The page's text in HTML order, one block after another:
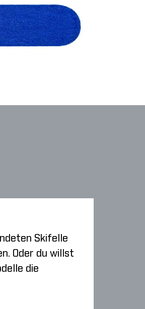
Skifelle
Oder du willst
die